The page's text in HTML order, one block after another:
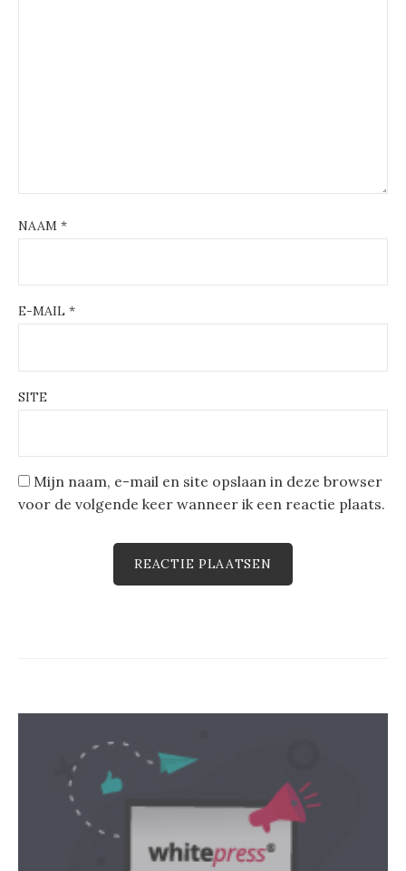
NAAM *
E-MAIL *
SITE
Mijn naam, e-mail en site opslaan in deze browser
voor de volgende keer wanneer ik een reactie plaats.